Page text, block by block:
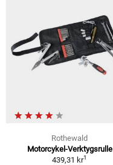
Rothewald
Motorcykel-Verktygsrulle
439,31 kr1